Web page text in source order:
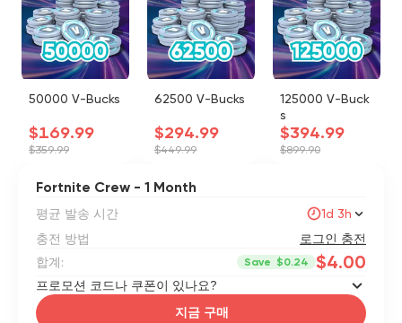
50000 V-Bucks
$169.99
$359.99
62500 V-Bucks
$294.99
$449.99
125000 V-Buck
s
$394.99
$899.90
Fortnite Crew - 1 Month
평균 발송 시간
1d 3h
충전 방법
로그인 충전
합계:
Save $0.24 $4.00
프로모션 코드나 쿠폰이 있나요?
지금 구매